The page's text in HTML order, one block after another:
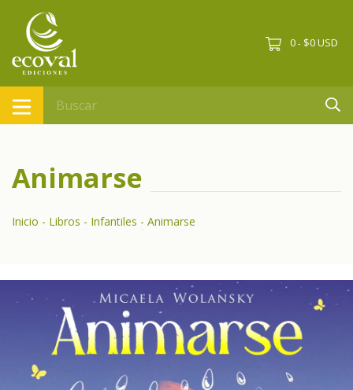
0 - $0 USD
Animarse
Inicio - Libros - Infantiles - Animarse